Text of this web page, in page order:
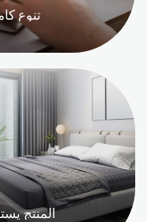
تنوع
المنتج